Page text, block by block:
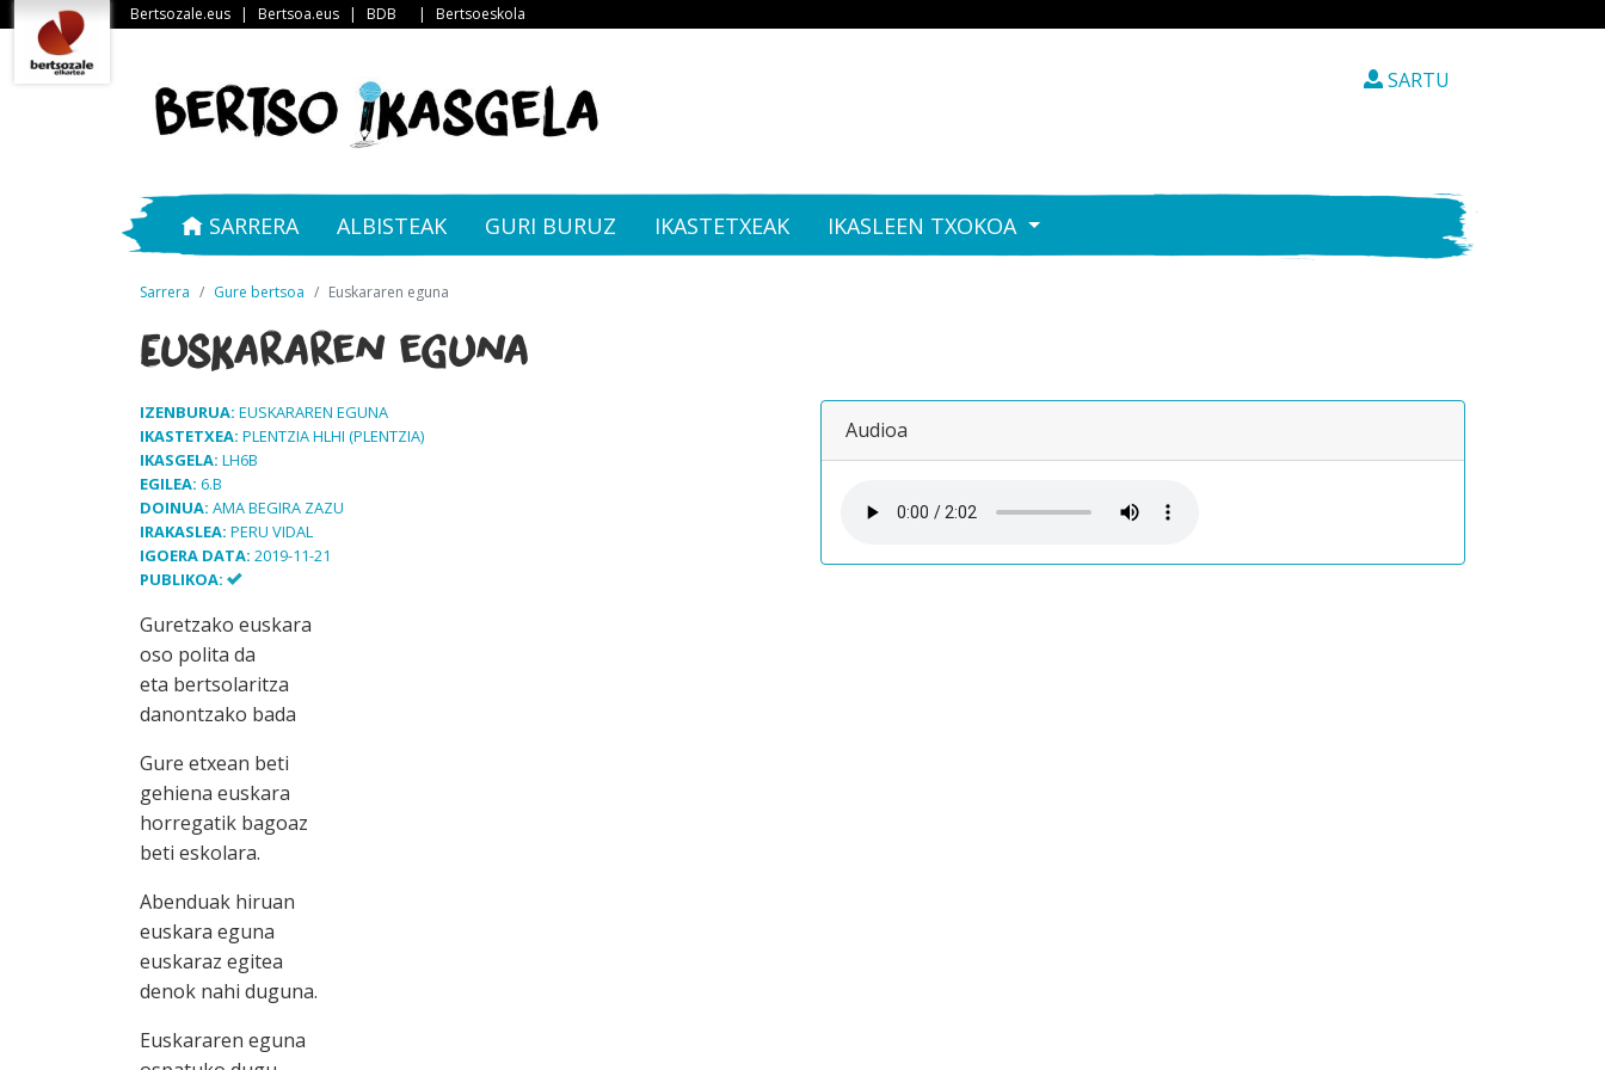
Bertsozale.eus | Bertsoa.eus | BDB | Bertsoeskola
SARTU
SARRERA ALBISTEAK GURI BURUZ IKASTETXEAK IKASLEEN TXOKOA
Sarrera Gure bertsoa Euskararen eguna
Euskararen eguna
IZENBURUA: EUSKARAREN EGUNA
IKASTETXEA: PLENTZIA HLHI (PLENTZIA)
IKASGELA: LH6B
EGILEA: 6.B
DOINUA: AMA BEGIRA ZAZU
IRAKASLEA: PERU VIDAL
IGOERA DATA: 2019-11-21
PUBLIKOA:
Audioa
Guretzako euskara
oso polita da
eta bertsolaritza
danontzako bada
Gure etxean beti
gehiena euskara
horregatik bagoaz
beti eskolara.
Abenduak hiruan
euskara eguna
euskaraz egitea
denok nahi duguna.
Euskararen eguna